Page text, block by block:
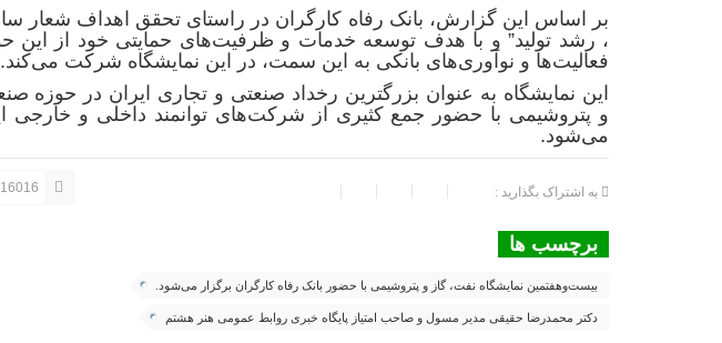
بر اساس این گزارش، بانک رفاه کارگران در راستای تحقق اهداف شعار
، رشد تولید” و با هدف توسعه خدمات و ظرفیت‌های حمایتی خود از این
فعالیت‌ها و نوآوری‌های بانکی به این سمت، در این نمایشگاه شرکت می‌کند.
این نمایشگاه به عنوان بزرگترین رخداد صنعتی و تجاری ایران در حوزه
و پتروشیمی با حضور جمع کثیری از شرکت‌های توانمند داخلی و خارجی
می‌شود.
به اشتراک بگذارید :
برچسب ها
بیست‌وهفتمین نمایشگاه نفت، گاز و پتروشیمی با حضور بانک رفاه کارگران برگزار می‌شود.
دکتر محمدرضا حقیقی مدیر مسول و صاحب امتیاز پایگاه خبری روابط عمومی هنر هشتم